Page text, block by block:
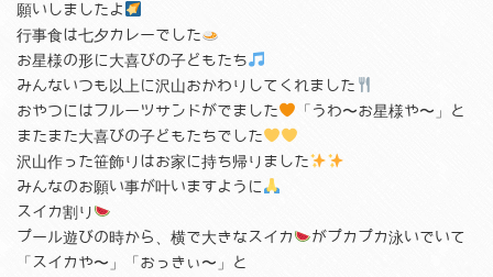
願いしましたよ
行事食は七夕カレーでした
お星様の形に大喜びの子どもたち
みんないつも以上に沢山おかわりしてくれました
おやつにはフルーツサンドがでました
「うわ〜お星様や〜」と
またまた大喜びの子どもたちでした
沢山作った笹飾りはお家に持ち帰りました
みんなのお願い事が叶いますように
スイカ割り
プール遊びの時から、横で大きなスイカ
がプカプカ泳いでいて
「スイカや〜」「おっきぃ〜」と